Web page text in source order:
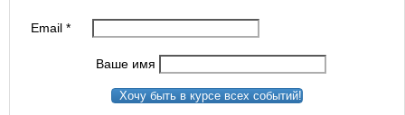
Email*
Ваше имя
Хочу быть в курсе всех событий!